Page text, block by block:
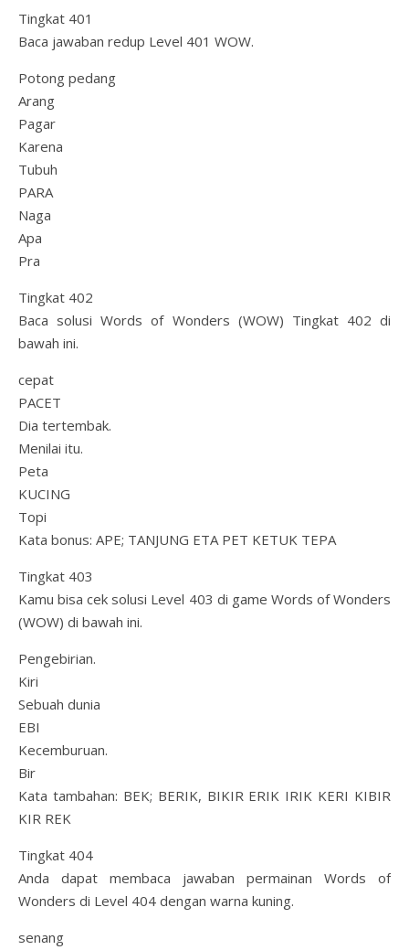
Tingkat 401
Baca jawaban redup Level 401 WOW.
Potong pedang
Arang
Pagar
Karena
Tubuh
PARA
Naga
Apa
Pra
Tingkat 402
Baca solusi Words of Wonders (WOW) Tingkat 402 di
bawah ini.
cepat
PACET
Dia tertembak.
Menilai itu.
Peta
KUCING
Topi
Kata bonus: APE; TANJUNG ETA PET KETUK TEPA
Tingkat 403
Kamu bisa cek solusi Level 403 di game Words of Wonders
(WOW) di bawah ini.
Pengebirian.
Kiri
Sebuah dunia
EBI
Kecemburuan.
Bir
Kata tambahan: BEK; BERIK, BIKIR ERIK IRIK KERI KIBIR
KIR REK
Tingkat 404
Anda dapat membaca jawaban permainan Words of
Wonders di Level 404 dengan warna kuning.
senang